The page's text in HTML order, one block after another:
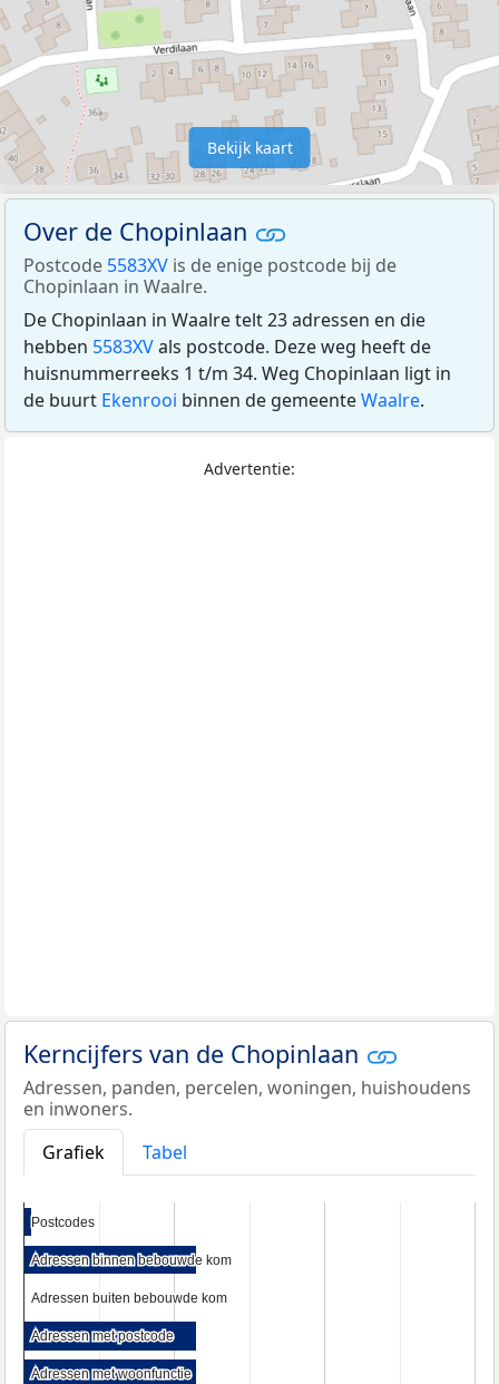
Bekijk kaart
Over de Chopinlaan
Postcode 5583XV is de enige postcode bij de
Chopinlaan in Waalre.
De Chopinlaan in Waalre telt 23 adressen en die
hebben 5583XVals postcode. Deze weg heeft de
huisnummerreeks 1 t/m 34. Weg Chopinlaan ligt in
de buurt Ekenrooi binnen de gemeenteWaalre.
Advertentie:
Kerncijfers van de Chopinlaan
Adressen, panden, percelen, woningen, huishoudens
en inwoners.
Grafiek
Tabel
Postcodes
Postcodes
Adressen binnen bebouwde kom
Adressen binnen bebouwde kom
Adressen buiten bebouwde kom
Adressen buiten bebouwde kom
Adressen met postcode
Adressen met postcode
Adressen met woonfunctie
Adressen met woonfunctie